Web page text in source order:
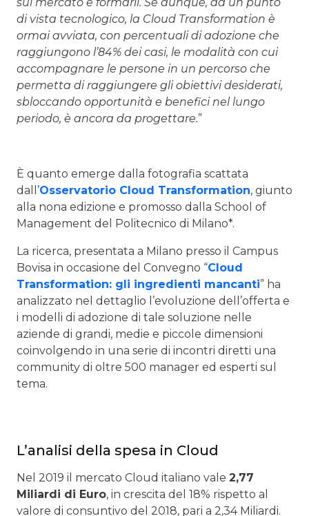
di vista tecnologico, la Cloud Transformation è
ormai avviata, con percentuali di adozione che
raggiungono l’84% dei casi, le modalità con cui
accompagnare le persone in un percorso che
permetta di raggiungere gli obiettivi desiderati,
sbloccando opportunità e benefici nel lungo
periodo, è ancora da progettare.”
È quanto emerge dalla fotografia scattata
dall’Osservatorio Cloud Transformation, giunto
alla nona edizione e promosso dalla School of
Management del Politecnico di Milano*.
La ricerca, presentata a Milano presso il Campus
Bovisa in occasione del Convegno “Cloud
Transformation: gli ingredienti mancanti” ha
analizzato nel dettaglio l’evoluzione dell’offerta e
i modelli di adozione di tale soluzione nelle
aziende di grandi, medie e piccole dimensioni
coinvolgendo in una serie di incontri diretti una
community di oltre 500 manager ed esperti sul
tema.
L’analisi della spesa in Cloud
Nel 2019 il mercato Cloud italiano vale 2,77
Miliardi di Euro, in crescita del 18% rispetto al
valore di consuntivo del 2018, pari a 2,34 Miliardi.